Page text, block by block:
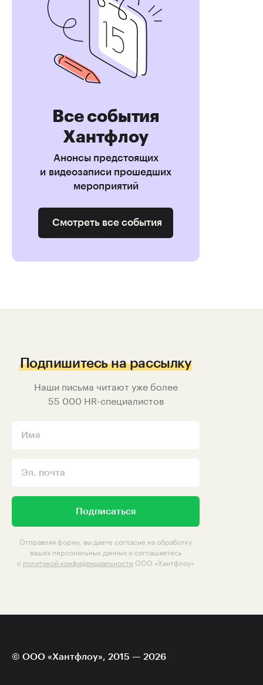
Все события
Хантфлоу
Анонсы предстоящих
и видеозаписи прошедших
мероприятий
Смотреть все события
Подпишитесь на рассылку
Наши письма читают уже более
55 000 HR-специалистов
Подписаться
Отправляя форму, вы даете согласие на обработку
ваших персональных данных и соглашаетесь
с политикой конфиденциальности ООО «Хантфлоу»
© ООО «Хантфлоу», 2015 — 2026